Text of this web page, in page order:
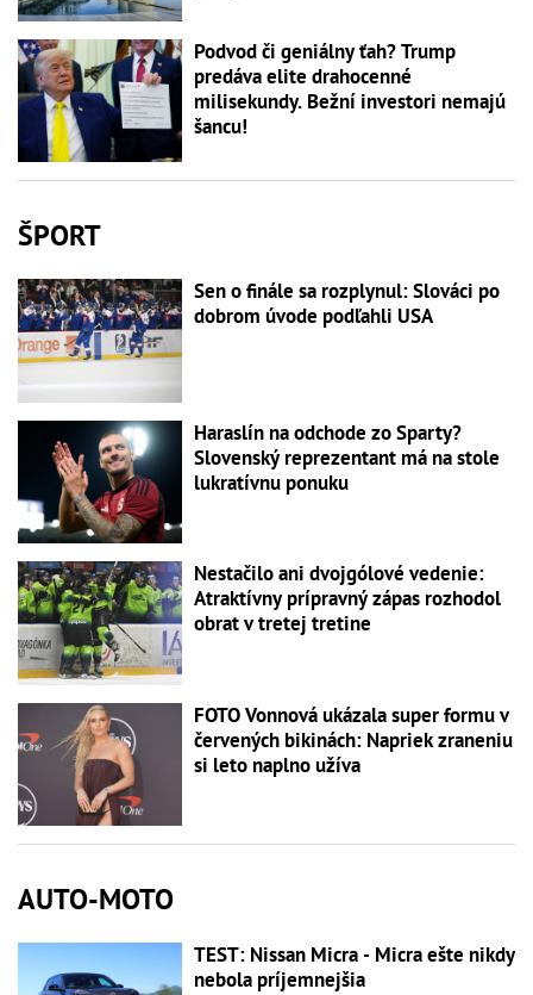
Podvod či geniálny ťah? Trump
predáva elite drahocenné
milisekundy. Bežní investori nemajú
šancu!
ŠPORT
Sen o finále sa rozplynul: Slováci po
dobrom úvode podľahli USA
Haraslín na odchode zo Sparty?
Slovenský reprezentant má na stole
lukratívnu ponuku
Nestačilo ani dvojgólové vedenie:
Atraktívny prípravný zápas rozhodol
obrat v tretej tretine
FOTO Vonnová ukázala super formu v
červených bikinách: Napriek zraneniu
si leto naplno užíva
AUTO-MOTO
TEST: Nissan Micra - Micra ešte nikdy
nebola príjemnejšia